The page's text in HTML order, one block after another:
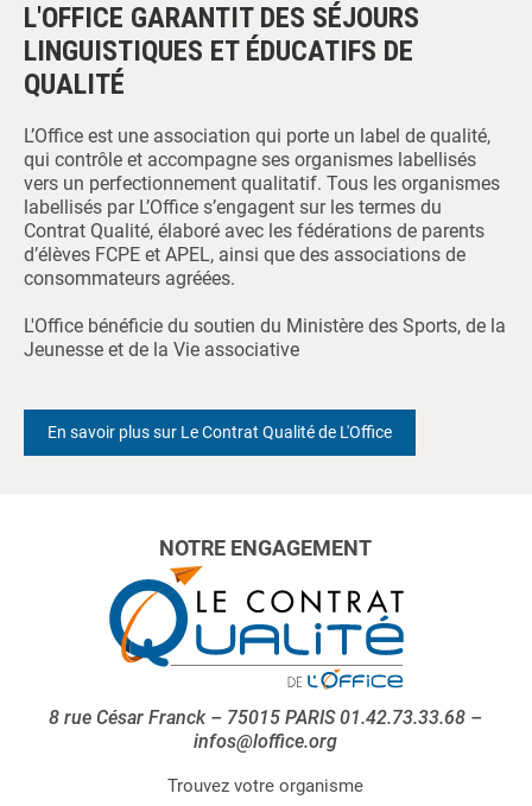
L'OFFICE GARANTIT DES SÉJOURS
LINGUISTIQUES ET ÉDUCATIFS DE
QUALITÉ
L’Office est une association qui porte un label de qualité,
qui contrôle et accompagne ses organismes labellisés
vers un perfectionnement qualitatif. Tous les organismes
labellisés par L’Office s’engagent sur les termes du
Contrat Qualité, élaboré avec les fédérations de parents
d’élèves FCPE et APEL, ainsi que des associations de
consommateurs agréées.
L'Office bénéficie du soutien du Ministère des Sports, de la
Jeunesse et de la Vie associative
En savoir plus sur Le Contrat Qualité de L'Office
NOTRE ENGAGEMENT
8 rue César Franck – 75015 PARIS 01.42.73.33.68 –
infos@loffice.org
Trouvez votre organisme